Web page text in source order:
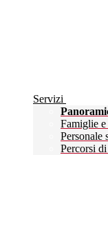
Servizi
Famiglie e
Personale
Percorsi